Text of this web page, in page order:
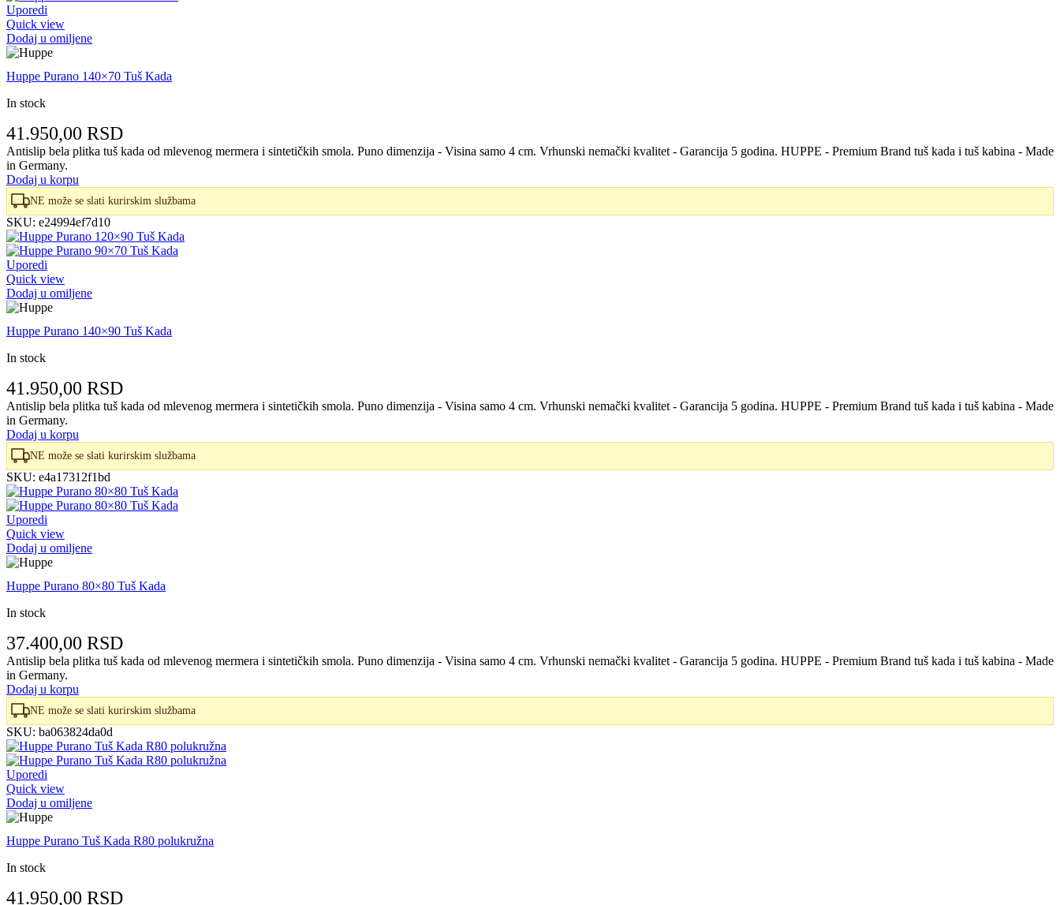
Uporedi
Quick view
Dodaj u omiljene
Huppe Purano 140×70 Tuš Kada
In stock
41.950,00 RSD
Antislip bela plitka tuš kada od mlevenog mermera i sintetičkih smola. Puno dimenzija - Visina samo 4 cm. Vrhunski nemački kvalitet - Garancija 5 godina. HUPPE - Premium Brand tuš kada i tuš kabina - Made
in Germany.
Dodaj u korpu
NE može se slati kurirskim službama
SKU: e24994ef7d10
Uporedi
Quick view
Dodaj u omiljene
Huppe Purano 140×90 Tuš Kada
In stock
41.950,00 RSD
Antislip bela plitka tuš kada od mlevenog mermera i sintetičkih smola. Puno dimenzija - Visina samo 4 cm. Vrhunski nemački kvalitet - Garancija 5 godina. HUPPE - Premium Brand tuš kada i tuš kabina - Made
in Germany.
Dodaj u korpu
NE može se slati kurirskim službama
SKU: e4a17312f1bd
Uporedi
Quick view
Dodaj u omiljene
Huppe Purano 80×80 Tuš Kada
In stock
37.400,00 RSD
Antislip bela plitka tuš kada od mlevenog mermera i sintetičkih smola. Puno dimenzija - Visina samo 4 cm. Vrhunski nemački kvalitet - Garancija 5 godina. HUPPE - Premium Brand tuš kada i tuš kabina - Made
in Germany.
Dodaj u korpu
NE može se slati kurirskim službama
SKU: ba063824da0d
Uporedi
Quick view
Dodaj u omiljene
Huppe Purano Tuš Kada R80 polukružna
In stock
41.950,00 RSD